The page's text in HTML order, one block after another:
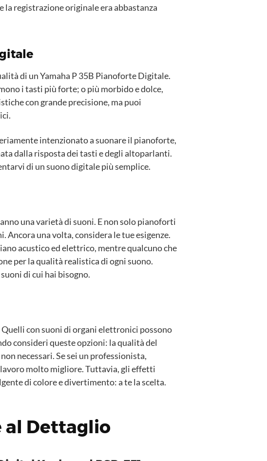
registrazione originale era abbastanza
di un Yamaha P 35B Pianoforte Digitale.
i tasti più forte; o più morbido e dolce,
con grande precisione, ma puoi
intenzionato a suonare il pianoforte,
dalla risposta dei tasti e degli altoparlanti.
di un suono digitale più semplice.
una varietà di suoni. E non solo pianoforti
una volta, considera le tue esigenze.
acustico ed elettrico, mentre qualcuno che
per la qualità realistica di ogni suono.
di cui hai bisogno.
con suoni di organi elettronici possono
consideri queste opzioni: la qualità del
necessari. Se sei un professionista,
molto migliore. Tuttavia, gli effetti
di colore e divertimento: a te la scelta.
al Dettaglio